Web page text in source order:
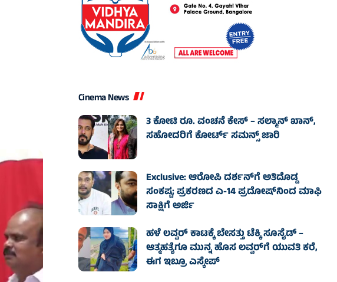
Cinema News
3 ಕೋಟಿ ರೂ. ವಂಚನೆ ಕೇಸ್‌ – ಸಲ್ಮಾನ್ ಖಾನ್,
ಸಹೋದರಿಗೆ ಕೋರ್ಟ್‌ ಸಮನ್ಸ್ ಜಾರಿ
Exclusive: ಆರೋಪಿ ದರ್ಶನ್‌ಗೆ ಅತಿದೊಡ್ಡ
ಸಂಕಷ್ಟ; ಪ್ರಕರಣದ ಎ-14 ಪ್ರದೋಷ್‌ನಿಂದ ಮಾಫಿ
ಸಾಕ್ಷಿಗೆ ಅರ್ಜಿ
ಹಳೆ ಲವ್ವರ್‌ ಕಾಟಕ್ಕೆ ಬೇಸತ್ತು ಟೆಕ್ಕಿ ಸೂಸೈಡ್‌ –
ಆತ್ಮಹತ್ಯೆಗೂ ಮುನ್ನ ಹೊಸ ಲವ್ವರ್‌ಗೆ ಯುವತಿ ಕರೆ,
ಈಗ ಇಬ್ರೂ ಎಸ್ಕೇಪ್‌